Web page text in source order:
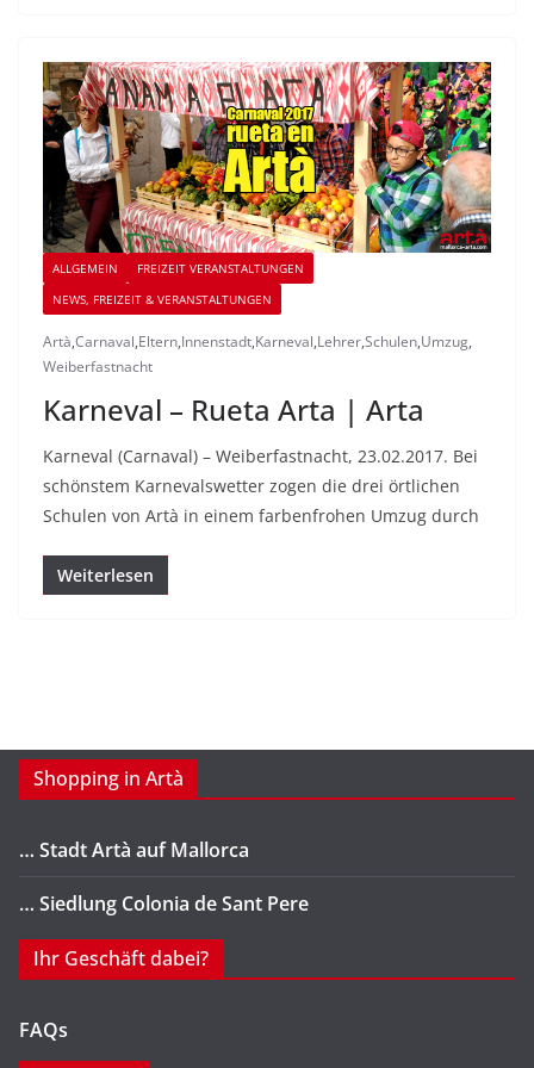
ALLGEMEIN
FREIZEIT VERANSTALTUNGEN
NEWS, FREIZEIT & VERANSTALTUNGEN
Artà,Carnaval,Eltern,Innenstadt,Karneval,Lehrer,Schulen,Umzug,
Weiberfastnacht
Karneval – Rueta Arta | Arta
Karneval (Carnaval) – Weiberfastnacht, 23.02.2017. Bei
schönstem Karnevalswetter zogen die drei örtlichen
Schulen von Artà in einem farbenfrohen Umzug durch
Weiterlesen
Shopping in Artà
… Stadt Artà auf Mallorca
… Siedlung Colonia de Sant Pere
Ihr Geschäft dabei?
FAQs